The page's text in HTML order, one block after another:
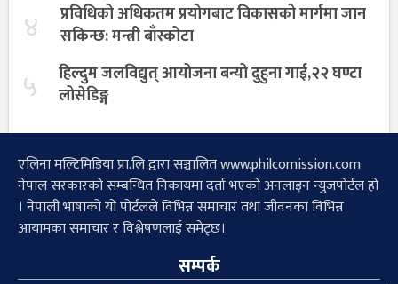
४
प्रविधिको अधिकतम प्रयोगबाट विकासको मार्गमा जान
सकिन्छ: मन्त्री बाँस्कोटा
५
हिल्दुम जलविद्युत् आयोजना बन्यो दुहुना गाई,२२ घण्टा
लोसेडिङ्ग
एलिना मल्टिमिडिया प्रा.लि द्वारा सञ्चालित www.philcomission.com
नेपाल सरकारको सम्बन्धित निकायमा दर्ता भएको अनलाइन न्युजपोर्टल हो
। नेपाली भाषाको यो पोर्टलले विभिन्न समाचार तथा जीवनका विभिन्न
आयामका समाचार र विश्लेषणलाई समेट्छ।
सम्पर्क